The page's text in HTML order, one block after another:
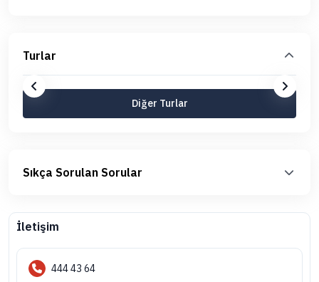
Turlar
Diğer Turlar
Sıkça Sorulan Sorular
İletişim
444 43 64